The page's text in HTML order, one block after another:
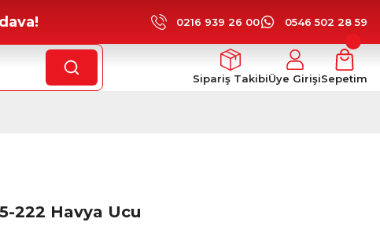
0216 939 26 00 0546 502 28 59
Sipariş TakibiÜye GirişiSepetim
222 Havya Ucu